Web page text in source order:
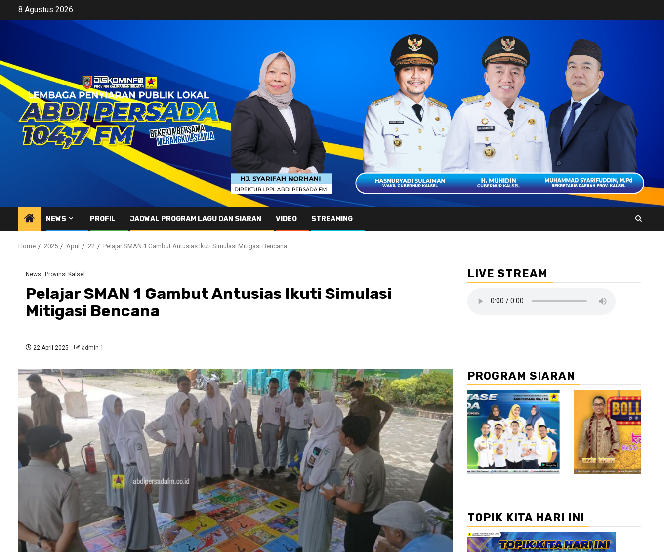
content
8 Agustus 2026
NEWS PROFIL JADWAL PROGRAM LAGU DAN SIARAN VIDEO STREAMING
Home 2025 April 22 Pelajar SMAN 1 Gambut Antusias Ikuti Simulasi Mitigasi Bencana
News Provinsi Kalsel
Pelajar SMAN 1 Gambut Antusias Ikuti Simulasi
Mitigasi Bencana
22 April 2025 admin 1
LIVE STREAM
PROGRAM SIARAN
//1 //2
TOPIK KITA HARI INI